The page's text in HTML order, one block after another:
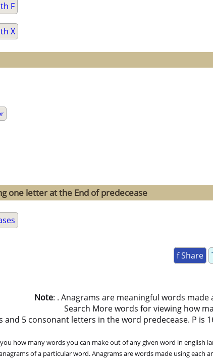
F
X
one letter at the End of predecease
f Share
Note: . Anagrams are meaningful words
Search More words for viewing how
5 consonant letters in the word predecease. P is
how many words you can make out of any given word in
of a particular word. Anagrams are words made using